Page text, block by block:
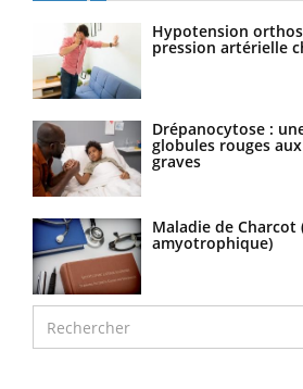
Hypotension
pression artérielle
Drépanocytose :
globules rouges
graves
Maladie de Charcot
amyotrophique)